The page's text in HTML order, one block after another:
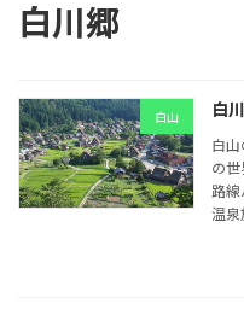
白川郷
白山 白
白
の
路線
温泉